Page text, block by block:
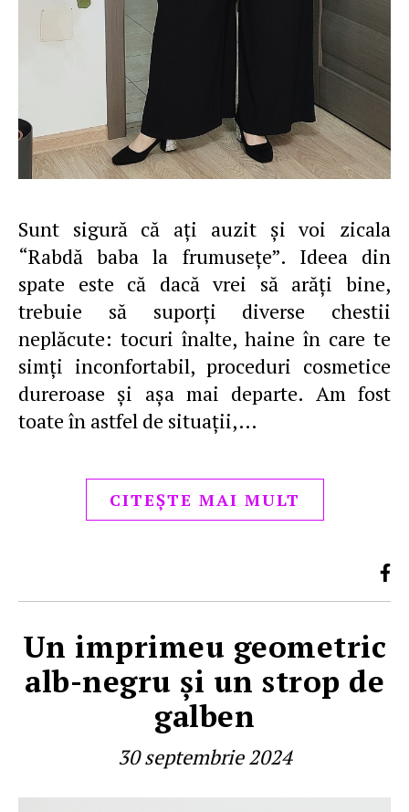
Sunt sigură că aţi auzit şi voi zicala
“Rabdă baba la frumuseţe”. Ideea din
spate este că dacă vrei să arăţi bine,
trebuie să suporţi diverse chestii
neplăcute: tocuri înalte, haine în care te
simţi inconfortabil, proceduri cosmetice
dureroase şi aşa mai departe. Am fost
toate în astfel de situaţii,…
CITEȘTE MAI MULT
Un imprimeu geometric
alb-negru şi un strop de
galben
30 septembrie 2024